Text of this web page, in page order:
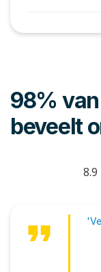
98%
beveelt
8.9
format_quote